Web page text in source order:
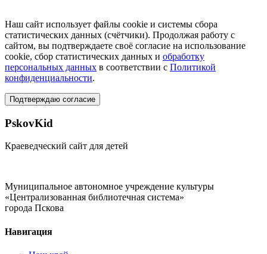
Наш сайт использует файлы cookie и системы сбора
статистических данных (счётчики). Продолжая работу с
сайтом, вы подтверждаете своё согласие на использование
cookie, сбор статистических данных и обработку
персональных данных в соответствии с Политикой
конфиденциальности.
Подтверждаю согласие
PskovKid
Краеведческий сайт для детей
Муниципальное автономное учреждение культуры
«Централизованная библиотечная система»
города Пскова
Навигация